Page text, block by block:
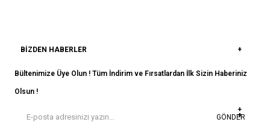
BIZDEN HABERLER
Bültenimize Üye Olun ! Tüm İndirim ve Fırsatlardan İlk Sizin Haberiniz
Olsun !
GÖNDER